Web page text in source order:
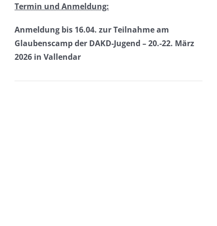
Termin und Anmeldung:
Anmeldung bis 16.04. zur Teilnahme am
Glaubenscamp der DAKD-Jugend – 20.-22. März
2026 in Vallendar